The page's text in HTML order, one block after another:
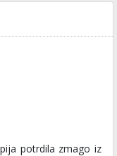
potrdila zmago iz